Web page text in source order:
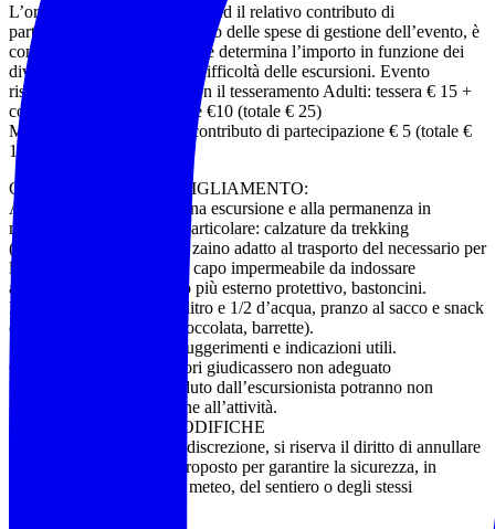
L’organizzazione dell’evento ed il relativo contributo di
partecipazione, quale rimborso delle spese di gestione dell’evento, è
competenza dell’AEV che ne determina l’importo in funzione dei
diversi livelli di impegno e difficoltà delle escursioni. Evento
riservato ai soci in regola con il tesseramento Adulti: tessera € 15 +
contributo di partecipazione €10 (totale € 25)
Minorenni: tessera € 10 + contributo di partecipazione € 5 (totale €
15)
COSA PORTARE / ABBIGLIAMENTO:
Abbigliamento idoneo a una escursione e alla permanenza in
montagna o in natura, in particolare: calzature da trekking
(obbligatorie meglio alte), zaino adatto al trasporto del necessario per
la giornata. Necessario un capo impermeabile da indossare
all’occorrenza come strato più esterno protettivo, bastoncini.
Raccomandato almeno 1 litro e 1/2 d’acqua, pranzo al sacco e snack
energetici (frutta secca, cioccolata, barrette).
Sono a disposizione per suggerimenti e indicazioni utili.
Qualora gli accompagnatori giudicassero non adeguato
l’equipaggiamento posseduto dall’escursionista potranno non
accettarne la partecipazione all’attività.
ANNULLAMENTO/MODIFICHE
L’accompagnatore, a sua discrezione, si riserva il diritto di annullare
o modificare l’itinerario proposto per garantire la sicurezza, in
funzione delle condizioni meteo, del sentiero o degli stessi